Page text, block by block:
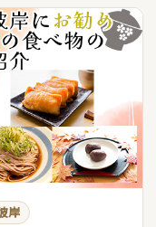
岸